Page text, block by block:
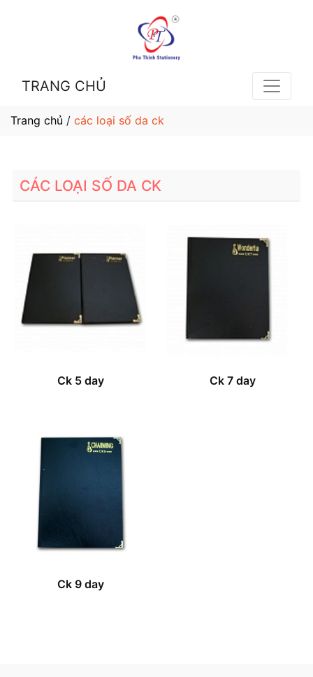
TRANG CHỦ
Trang chủ / các loại số da ck
CÁC LOẠI SỐ DA CK
Ck 5 day Ck 7 day
Ck 9 day